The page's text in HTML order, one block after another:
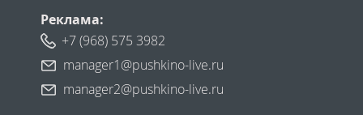
Реклама:
+7 (968) 575 3982
manager1@pushkino-live.ru
manager2@pushkino-live.ru